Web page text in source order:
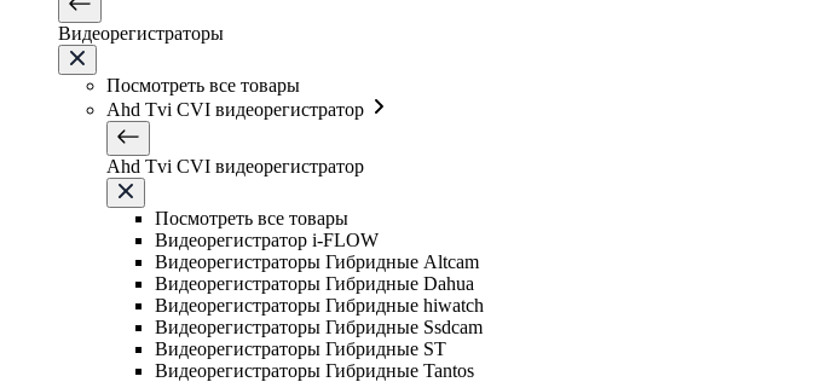
Видеорегистраторы
Посмотреть все товары
Ahd Tvi CVI видеорегистратор
Ahd Tvi CVI видеорегистратор
Посмотреть все товары
Видеорегистратор i-FLOW
Видеорегистраторы Гибридные Altcam
Видеорегистраторы Гибридные Dahua
Видеорегистраторы Гибридные hiwatch
Видеорегистраторы Гибридные Ssdcam
Видеорегистраторы Гибридные ST
Видеорегистраторы Гибридные Tantos